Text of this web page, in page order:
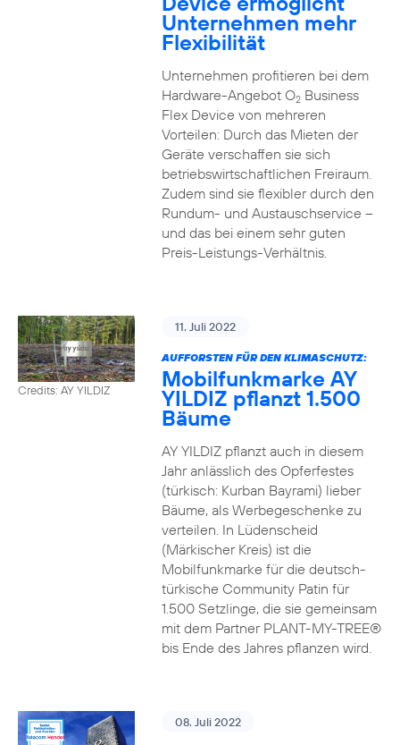
Unternehmen mehr
Flexibilität
Unternehmen profitieren bei dem
Hardware-Angebot O2Business
Flex Device von mehreren
Vorteilen: Durch das Mieten der
Geräte verschaffen sie sich
betriebswirtschaftlichen Freiraum.
Zudem sind sie flexibler durch den
Rundum- und Austauschservice –
und das bei einem sehr guten
Preis-Leistungs-Verhältnis.
Credits: AY YILDIZ
11. Juli 2022
AUFFORSTEN FÜR DEN KLIMASCHUTZ:
Mobilfunkmarke AY
YILDIZ pflanzt 1.500
Bäume
AY YILDIZ pflanzt auch in diesem
Jahr anlässlich des Opferfestes
(türkisch: Kurban Bayrami) lieber
Bäume, als Werbegeschenke zu
verteilen. In Lüdenscheid
(Märkischer Kreis) ist die
Mobilfunkmarke für die deutsch-
türkische Community Patin für
1.500 Setzlinge, die sie gemeinsam
mit dem Partner PLANT-MY-TREE®
bis Ende des Jahres pflanzen wird.
08. Juli 2022